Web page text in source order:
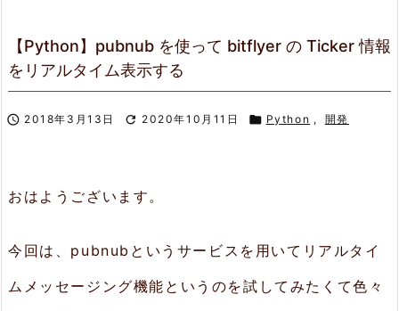
【Python】pubnub を使って bitflyer の Ticker 情報
をリアルタイム表示する
 2018年3月13日  2020年10月11日  Python , 開発
おはようございます。
今回は、pubnubというサービスを用いてリアルタイ
ムメッセージング機能というのを試してみたくて色々